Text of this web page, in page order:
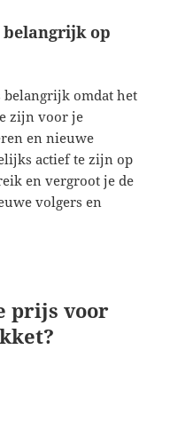
belangrijk op
belangrijk omdat het
zijn voor je
en nieuwe
actief te zijn op
en vergroot je de
volgers en
prijs voor